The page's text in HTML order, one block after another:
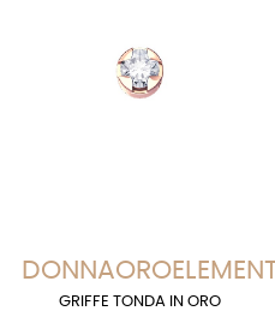
GRIFFE TONDA IN ORO